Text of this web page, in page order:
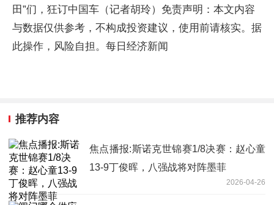
田”们，狂订中国车（记者胡玲）免责声明：本文内容
与数据仅供参考，不构成投资建议，使用前请核实。据
此操作，风险自担。每日经济新闻
推荐内容
焦点播报:斯诺克世锦赛1/8决赛：赵心童
13-9丁俊晖，八强战将对阵墨菲
2026-04-26